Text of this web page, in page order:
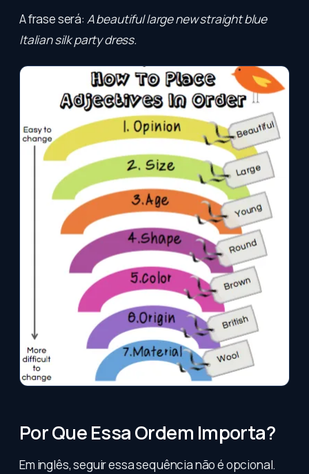
A frase será: A beautiful large new straight blue
Italian silk party dress.
Por Que Essa Ordem Importa?
Em inglês, seguir essa sequência não é opcional.